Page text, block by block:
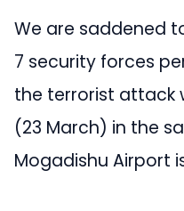
We are saddened
7 security forces
the terrorist attack
(23 March) in the
Mogadishu Airport